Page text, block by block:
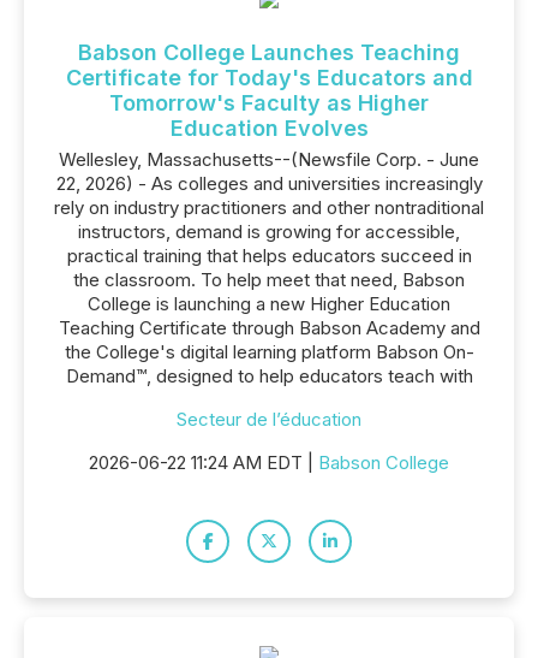
Babson College Launches Teaching
Certificate for Today's Educators and
Tomorrow's Faculty as Higher
Education Evolves
Wellesley, Massachusetts--(Newsfile Corp. - June
22, 2026) - As colleges and universities increasingly
rely on industry practitioners and other nontraditional
instructors, demand is growing for accessible,
practical training that helps educators succeed in
the classroom. To help meet that need, Babson
College is launching a new Higher Education
Teaching Certificate through Babson Academy and
the College's digital learning platform Babson On-
Demand™, designed to help educators teach with
Secteur de l’éducation
2026-06-22 11:24 AM EDT | Babson College